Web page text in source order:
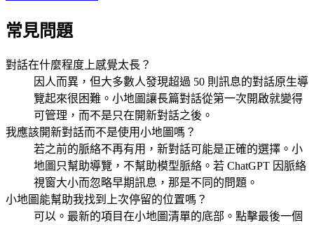
常見問題
對話在什麼程度上感覺太長？
因人而異，但大多數人發現超過 50 則訊息的對話原生導
覽起來很困難。小地圖讓長篇對話從第一次開啟就變得
可管理，而不是只在開新對話之後。
我應該開新對話而不是使用小地圖嗎？
若之前的脈絡不再有用，新對話可能是正確的選擇。小
地圖只幫助導覽，不幫助模型脈絡。若 ChatGPT 因脈絡
視窗大小而忽略早期訊息，那是不同的問題。
小地圖能幫助我找到上次停留的位置嗎？
可以。最新的項目在小地圖清單的底部。點擊最後一個